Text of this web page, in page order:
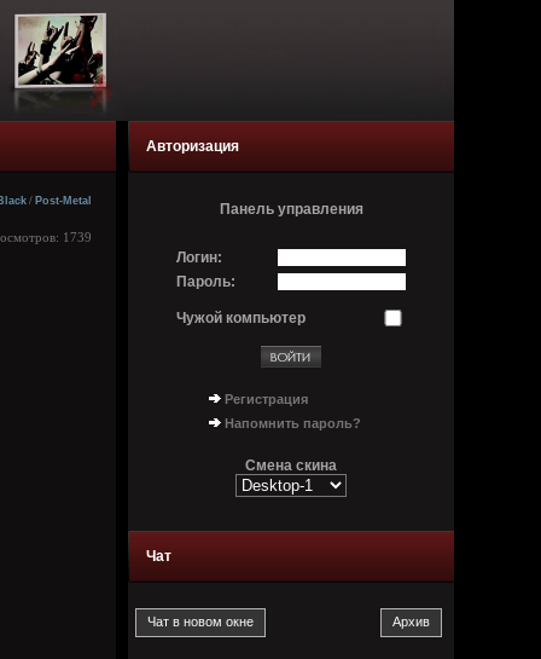
Black / Post-Metal
1739
Авторизация
Панель управления
Логин:
Пароль:
Чужой компьютер
Регистрация
Напомнить пароль?
Смена скина
Чат